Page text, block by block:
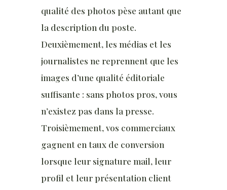
qualité des photos pèse autant que
la description du poste.
Deuxièmement, les médias et les
journalistes ne reprennent que les
images d’une qualité éditoriale
suffisante : sans photos pros, vous
n’existez pas dans la presse.
Troisièmement, vos commerciaux
gagnent en taux de conversion
lorsque leur signature mail, leur
profil et leur présentation client